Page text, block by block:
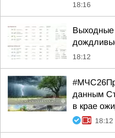
18:16
Выходные
18:12
данным
в крае
18:12